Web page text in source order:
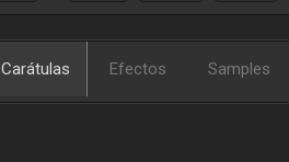
Carátulas Efectos Samples